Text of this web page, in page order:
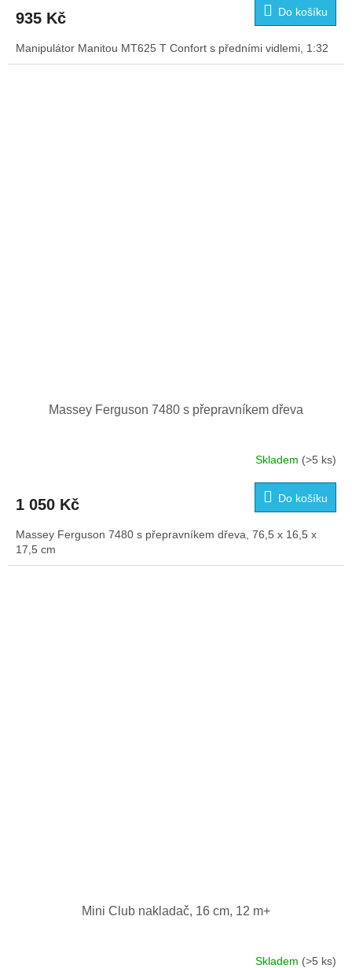
je
z
5
935 Kč Do košíku
Manipulátor Manitou MT625 T Confort s předními vidlemi, 1:32
Massey Ferguson 7480 s přepravníkem dřeva
Skladem (>5 ks)
1 050 Kč Do košíku
Massey Ferguson 7480 s přepravníkem dřeva, 76,5 x 16,5 x
17,5 cm
Mini Club nakladač, 16 cm, 12 m+
Skladem (>5 ks)